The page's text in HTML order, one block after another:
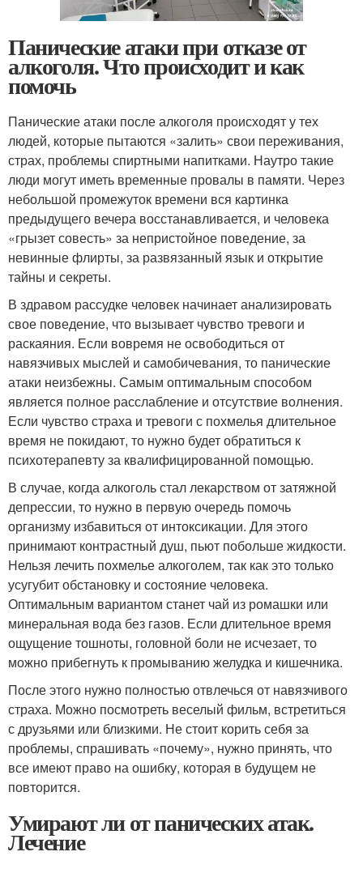
Панические атаки при отказе от
алкоголя. Что происходит и как
помочь
Панические атаки после алкоголя происходят у тех
людей, которые пытаются «залить» свои переживания,
страх, проблемы спиртными напитками. Наутро такие
люди могут иметь временные провалы в памяти. Через
небольшой промежуток времени вся картинка
предыдущего вечера восстанавливается, и человека
«грызет совесть» за непристойное поведение, за
невинные флирты, за развязанный язык и открытие
тайны и секреты.
В здравом рассудке человек начинает анализировать
свое поведение, что вызывает чувство тревоги и
раскаяния. Если вовремя не освободиться от
навязчивых мыслей и самобичевания, то панические
атаки неизбежны. Самым оптимальным способом
является полное расслабление и отсутствие волнения.
Если чувство страха и тревоги с похмелья длительное
время не покидают, то нужно будет обратиться к
психотерапевту за квалифицированной помощью.
В случае, когда алкоголь стал лекарством от затяжной
депрессии, то нужно в первую очередь помочь
организму избавиться от интоксикации. Для этого
принимают контрастный душ, пьют побольше жидкости.
Нельзя лечить похмелье алкоголем, так как это только
усугубит обстановку и состояние человека.
Оптимальным вариантом станет чай из ромашки или
минеральная вода без газов. Если длительное время
ощущение тошноты, головной боли не исчезает, то
можно прибегнуть к промыванию желудка и кишечника.
После этого нужно полностью отвлечься от навязчивого
страха. Можно посмотреть веселый фильм, встретиться
с друзьями или близкими. Не стоит корить себя за
проблемы, спрашивать «почему», нужно принять, что
все имеют право на ошибку, которая в будущем не
повторится.
Умирают ли от панических атак.
Лечение